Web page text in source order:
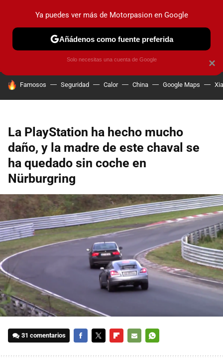
PRUEBAS COCHES ELÉCTRICOS OBSERVATORIO
HOY SE HABLA DE
Famosos Seguridad Calor China Google Maps
La PlayStation ha hecho mucho
daño, y la madre de este chaval se
ha quedado sin coche en
Nürburgring
31 comentarios
×
Ya puedes ver más de Motorpasion en Google
Añádenos como fuente preferida
Solo necesitas una cuenta de Google